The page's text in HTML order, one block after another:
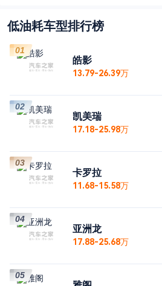
低油耗车型排行榜
皓影
13.79-26.39万
01
凯美瑞
17.18-25.98万
02
卡罗拉
11.68-15.58万
03
亚洲龙
17.88-25.68万
04
05